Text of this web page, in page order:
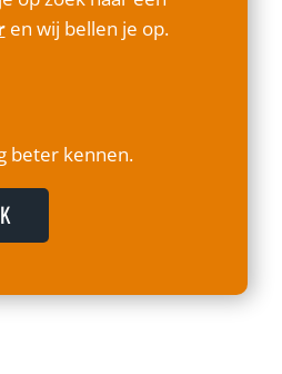
en wij bellen je op.
beter kennen.